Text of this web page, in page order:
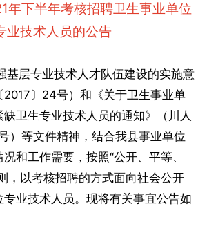
年下半年考核招聘卫生事业单位
业技术人员的公告
层专业技术人才队伍建设的实施意
2017〕24号）和《关于卫生事业单
卫生专业技术人员的通知》（川人
）等文件精神，结合我县事业单位
和工作需要，按照“公开、平等、
，以考核招聘的方式面向社会公开
业技术人员。现将有关事宜公告如